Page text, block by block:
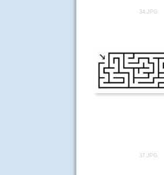
34.JPG
37.JPG